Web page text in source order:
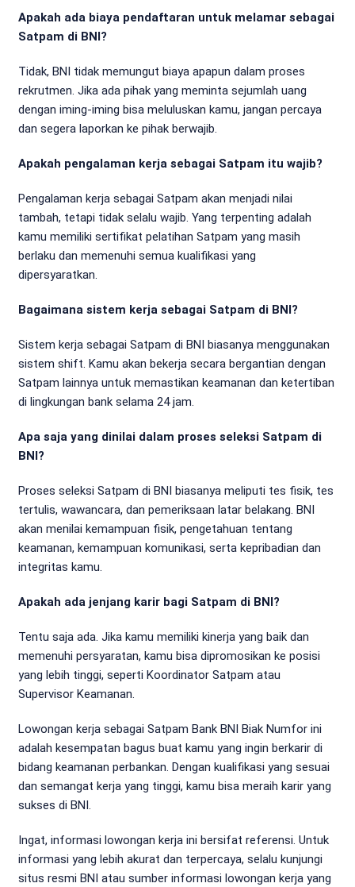
Apakah ada biaya pendaftaran untuk melamar sebagai
Satpam di BNI?
Tidak, BNI tidak memungut biaya apapun dalam proses
rekrutmen. Jika ada pihak yang meminta sejumlah uang
dengan iming-iming bisa meluluskan kamu, jangan percaya
dan segera laporkan ke pihak berwajib.
Apakah pengalaman kerja sebagai Satpam itu wajib?
Pengalaman kerja sebagai Satpam akan menjadi nilai
tambah, tetapi tidak selalu wajib. Yang terpenting adalah
kamu memiliki sertifikat pelatihan Satpam yang masih
berlaku dan memenuhi semua kualifikasi yang
dipersyaratkan.
Bagaimana sistem kerja sebagai Satpam di BNI?
Sistem kerja sebagai Satpam di BNI biasanya menggunakan
sistem shift. Kamu akan bekerja secara bergantian dengan
Satpam lainnya untuk memastikan keamanan dan ketertiban
di lingkungan bank selama 24 jam.
Apa saja yang dinilai dalam proses seleksi Satpam di
BNI?
Proses seleksi Satpam di BNI biasanya meliputi tes fisik, tes
tertulis, wawancara, dan pemeriksaan latar belakang. BNI
akan menilai kemampuan fisik, pengetahuan tentang
keamanan, kemampuan komunikasi, serta kepribadian dan
integritas kamu.
Apakah ada jenjang karir bagi Satpam di BNI?
Tentu saja ada. Jika kamu memiliki kinerja yang baik dan
memenuhi persyaratan, kamu bisa dipromosikan ke posisi
yang lebih tinggi, seperti Koordinator Satpam atau
Supervisor Keamanan.
Lowongan kerja sebagai Satpam Bank BNI Biak Numfor ini
adalah kesempatan bagus buat kamu yang ingin berkarir di
bidang keamanan perbankan. Dengan kualifikasi yang sesuai
dan semangat kerja yang tinggi, kamu bisa meraih karir yang
sukses di BNI.
Ingat, informasi lowongan kerja ini bersifat referensi. Untuk
informasi yang lebih akurat dan terpercaya, selalu kunjungi
situs resmi BNI atau sumber informasi lowongan kerja yang